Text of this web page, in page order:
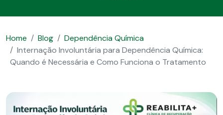
Home Blog
Dependência Química
Internação Involuntária para Dependência Química:
Quando é Necessária e Como Funciona o Tratamento